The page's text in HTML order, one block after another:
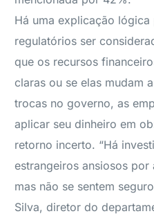
Há uma explicação
regulatórios ser
que os recursos
claras ou se elas mudam
trocas no governo, as
aplicar seu dinheiro em
retorno incerto. “Há
estrangeiros ansiosos
mas não se sentem
Silva, diretor do